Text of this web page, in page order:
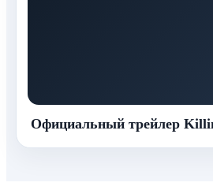
Официальный трейлер